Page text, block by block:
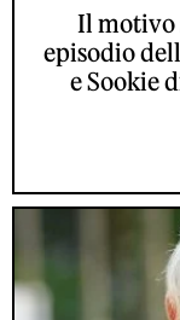
Il motivo
episodio
e Sookie